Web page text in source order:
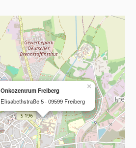
Onkozentrum Freiberg
Elisabethstraße 5 · 09599 Freiberg
×